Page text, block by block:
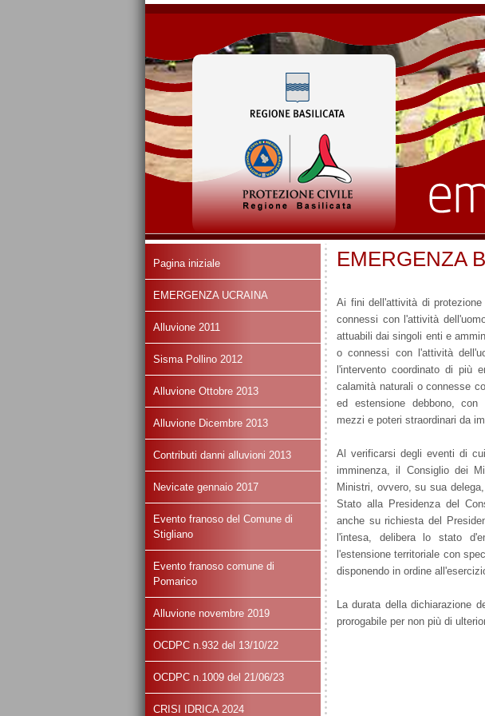
Pagina iniziale
EMERGENZA UCRAINA
Alluvione 2011
Sisma Pollino 2012
Alluvione Ottobre 2013
Alluvione Dicembre 2013
Contributi danni alluvioni 2013
Nevicate gennaio 2017
Evento franoso del Comune di
Stigliano
Evento franoso comune di
Pomarico
Alluvione novembre 2019
OCDPC n.932 del 13/10/22
OCDPC n.1009 del 21/06/23
CRISI IDRICA 2024
EMERGENZA
Ai fini dell'attività di
connessi con l'attività
attuabili dai singoli enti e
o connessi con l'attività
l'intervento coordinato di più
calamità naturali o connesse
ed estensione debbono, con
mezzi e poteri straordinari da
Al verificarsi degli eventi di
imminenza, il Consiglio dei
Ministri, ovvero, su sua
Stato alla Presidenza del
anche su richiesta del
l'intesa, delibera lo stato
l'estensione territoriale con
disponendo in ordine
La durata della dichiarazione
prorogabile per non più di